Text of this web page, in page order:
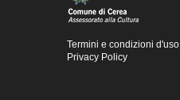
Termini e condizioni d'uso
Privacy Policy